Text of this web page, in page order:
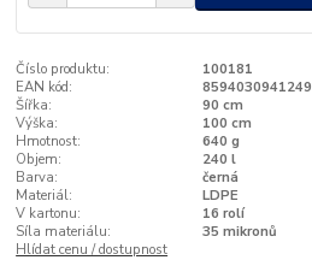
Číslo produktu:
100181
EAN kód:
8594030941249
Šířka:
90 cm
Výška:
100 cm
Hmotnost:
640 g
Objem:
240 l
Barva:
černá
Materiál:
LDPE
V kartonu:
16 rolí
Síla materiálu:
35 mikronů
Hlídat cenu / dostupnost